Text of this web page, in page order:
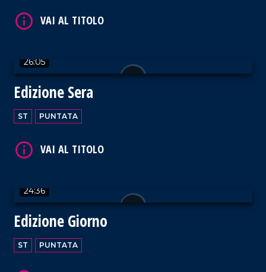
26:05
Edizione Sera
ST PUNTATA
24:36
Edizione Giorno
ST PUNTATA
VAI AL TITOLO
VAI AL TITOLO
VAI AL TITOLO